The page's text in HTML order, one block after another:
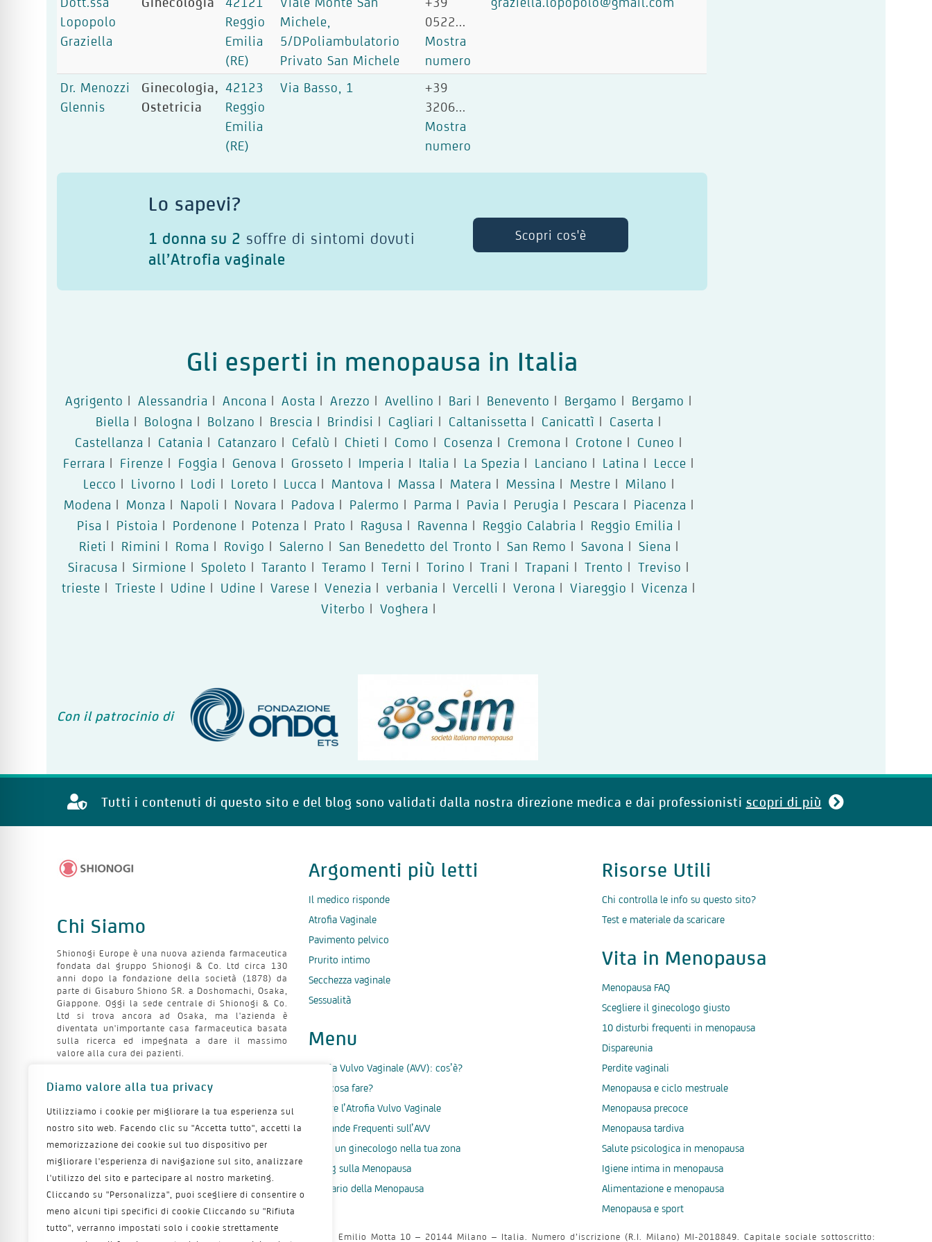
Diamo valore alla tua privacy
Utilizziamo i cookie per migliorare la tua esperienza sul
nostro sito web. Facendo clic su "Accetta tutto", accetti la
memorizzazione dei cookie sul tuo dispositivo per
migliorare l'esperienza di navigazione sul sito, analizzare
l'utilizzo del sito e partecipare al nostro marketing.
Cliccando su "Personalizza", puoi scegliere di consentire o
meno alcuni tipi specifici di cookie Cliccando su "Rifiuta
tutto", verranno impostati solo i cookie strettamente
Lopopolo
Graziella
Reggio
Emilia
(RE)
Michele,
5/DPoliambulatorio
Privato San Michele
0522...
Mostra
numero
Dr. Menozzi
Glennis
Ginecologia,
Ostetricia
42123
Reggio
Emilia
(RE)
Via Basso, 1
+39
3206...
Mostra
numero
Lo sapevi?
1 donna su 2 soffre di sintomi dovuti
all’Atrofia vaginale
Scopri cos'è
Gli esperti in menopausa in Italia
Agrigento | Alessandria | Ancona | Aosta | Arezzo | Avellino | Bari | Benevento | Bergamo | Bergamo |
Biella | Bologna | Bolzano | Brescia | Brindisi | Cagliari | Caltanissetta | Canicattì | Caserta |
Castellanza | Catania | Catanzaro | Cefalù | Chieti | Como | Cosenza | Cremona | Crotone | Cuneo |
Ferrara | Firenze | Foggia | Genova | Grosseto | Imperia | Italia | La Spezia | Lanciano | Latina | Lecce |
Lecco | Livorno | Lodi | Loreto | Lucca | Mantova | Massa | Matera | Messina | Mestre | Milano |
Modena | Monza | Napoli | Novara | Padova | Palermo | Parma | Pavia | Perugia | Pescara | Piacenza |
Pisa | Pistoia | Pordenone | Potenza | Prato | Ragusa | Ravenna | Reggio Calabria | Reggio Emilia |
Rieti | Rimini | Roma | Rovigo | Salerno | San Benedetto del Tronto | San Remo | Savona | Siena |
Siracusa | Sirmione | Spoleto | Taranto | Teramo | Terni | Torino | Trani | Trapani | Trento | Treviso |
trieste | Trieste | Udine | Udine | Varese | Venezia | verbania | Vercelli | Verona | Viareggio | Vicenza |
Viterbo | Voghera |
Con il patrocinio di
Tutti i contenuti di questo sito e del blog sono validati dalla nostra direzione medica e dai professionisti scopri di più
Chi Siamo
Shionogi Europe è una nuova azienda farmaceutica
fondata dal gruppo Shionogi & Co. Ltd circa 130
anni dopo la fondazione della società (1878) da
parte di Gisaburo Shiono SR. a Doshomachi, Osaka,
Giappone. Oggi la sede centrale di Shionogi & Co.
Ltd si trova ancora ad Osaka, ma l'azienda è
diventata un'importante casa farmaceutica basata
sulla ricerca ed impegnata a dare il massimo
valore alla cura dei pazienti.
Info
Shionogi SRL - Sede operativa
Piazza Cavour 19, Roma
Argomenti più letti
Il medico risponde
Atrofia Vaginale
Pavimento pelvico
Prurito intimo
Secchezza vaginale
Sessualità
Menu
Atrofia Vulvo Vaginale (AVV): cos’è?
AVV: cosa fare?
Gestire l’Atrofia Vulvo Vaginale
Domande Frequenti sull’AVV
Trova un ginecologo nella tua zona
Il blog sulla Menopausa
Glossario della Menopausa
Risorse Utili
Chi controlla le info su questo sito?
Test e materiale da scaricare
Vita in Menopausa
Menopausa FAQ
Scegliere il ginecologo giusto
10 disturbi frequenti in menopausa
Dispareunia
Perdite vaginali
Menopausa e ciclo mestruale
Menopausa precoce
Menopausa tardiva
Salute psicologica in menopausa
Igiene intima in menopausa
Alimentazione e menopausa
Menopausa e sport
Questo sito è di proprietà di Shionogi SRL - Sede Legale: via Emilio Motta 10 – 20144 Milano – Italia. Numero d’iscrizione (R.I. Milano) MI-2018849. Capitale sociale sottoscritto: